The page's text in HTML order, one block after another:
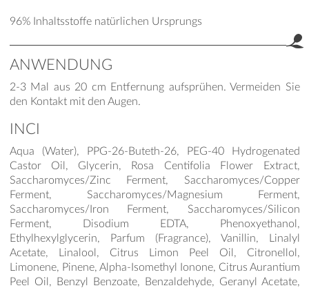
96% Inhaltsstoffe natürlichen Ursprungs
ANWENDUNG
2-3 Mal aus 20 cm Entfernung aufsprühen. Vermeiden Sie
den Kontakt mit den Augen.
INCI
Aqua (Water), PPG-26-Buteth-26, PEG-40 Hydrogenated
Castor Oil, Glycerin, Rosa Centifolia Flower Extract,
Saccharomyces/Zinc Ferment, Saccharomyces/Copper
Ferment, Saccharomyces/Magnesium Ferment,
Saccharomyces/Iron Ferment, Saccharomyces/Silicon
Ferment, Disodium EDTA, Phenoxyethanol,
Ethylhexylglycerin, Parfum (Fragrance), Vanillin, Linalyl
Acetate, Linalool, Citrus Limon Peel Oil, Citronellol,
Limonene, Pinene, Alpha-Isomethyl Ionone, Citrus Aurantium
Peel Oil, Benzyl Benzoate, Benzaldehyde, Geranyl Acetate,